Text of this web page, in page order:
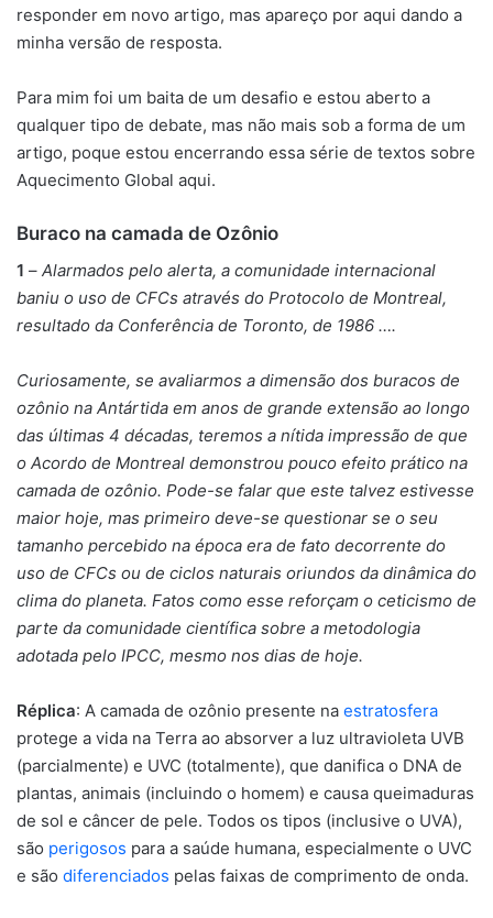
responder em novo artigo, mas apareço por aqui dando a
minha versão de resposta.
Para mim foi um baita de um desafio e estou aberto a
qualquer tipo de debate, mas não mais sob a forma de um
artigo, poque estou encerrando essa série de textos sobre
Aquecimento Global aqui.
Buraco na camada de Ozônio
1 – Alarmados pelo alerta, a comunidade internacional
baniu o uso de CFCs através do Protocolo de Montreal,
resultado da Conferência de Toronto, de 1986 ….
Curiosamente, se avaliarmos a dimensão dos buracos de
ozônio na Antártida em anos de grande extensão ao longo
das últimas 4 décadas, teremos a nítida impressão de que
o Acordo de Montreal demonstrou pouco efeito prático na
camada de ozônio. Pode-se falar que este talvez estivesse
maior hoje, mas primeiro deve-se questionar se o seu
tamanho percebido na época era de fato decorrente do
uso de CFCs ou de ciclos naturais oriundos da dinâmica do
clima do planeta. Fatos como esse reforçam o ceticismo de
parte da comunidade científica sobre a metodologia
adotada pelo IPCC, mesmo nos dias de hoje.
Réplica: A camada de ozônio presente na estratosfera
protege a vida na Terra ao absorver a luz ultravioleta UVB
(parcialmente) e UVC (totalmente), que danifica o DNA de
plantas, animais (incluindo o homem) e causa queimaduras
de sol e câncer de pele. Todos os tipos (inclusive o UVA),
são perigosos para a saúde humana, especialmente o UVC
e são diferenciados pelas faixas de comprimento de onda.